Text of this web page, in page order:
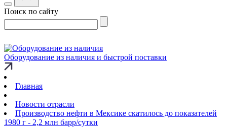
Поиск по сайту
Оборудование из наличия и быстрой поставки
Главная
Новости отрасли
Производство нефти в Мексике скатилось до показателей
1980 г - 2,2 млн барр/сутки